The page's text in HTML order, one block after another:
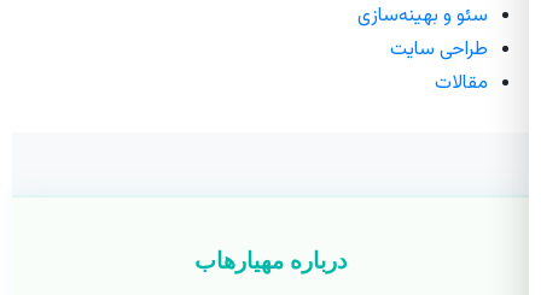
سئو و بهینه‌سازی
طراحی سایت
مقالات
درباره مهیارهاب